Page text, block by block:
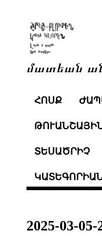
մատեան
ՀՈՍՔ
ՏԵՍԱԾՐԻՉ
2025-03-05-